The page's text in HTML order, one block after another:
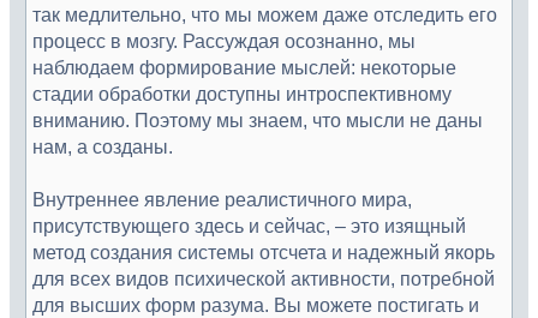
так медлительно, что мы можем даже отследить его
процесс в мозгу. Рассуждая осознанно, мы
наблюдаем формирование мыслей: некоторые
стадии обработки доступны интроспективному
вниманию. Поэтому мы знаем, что мысли не даны
нам, а созданы.
Внутреннее явление реалистичного мира,
присутствующего здесь и сейчас, – это изящный
метод создания системы отсчета и надежный якорь
для всех видов психической активности, потребной
для высших форм разума. Вы можете постигать и